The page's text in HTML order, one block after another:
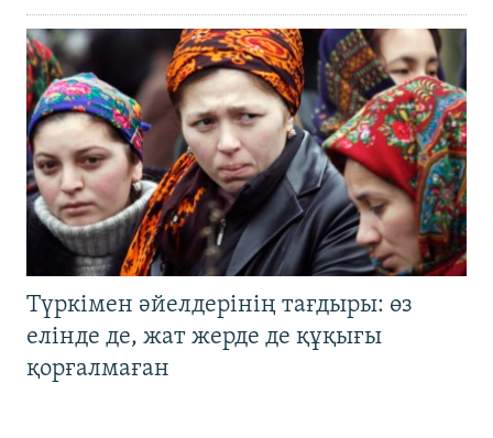
Түркімен әйелдерінің тағдыры: өз
елінде де, жат жерде де құқығы
қорғалмаған